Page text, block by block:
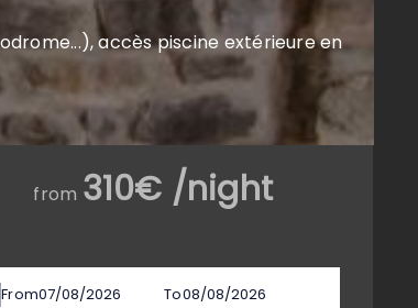
accès piscine extérieure en
from 310€ /night
From To